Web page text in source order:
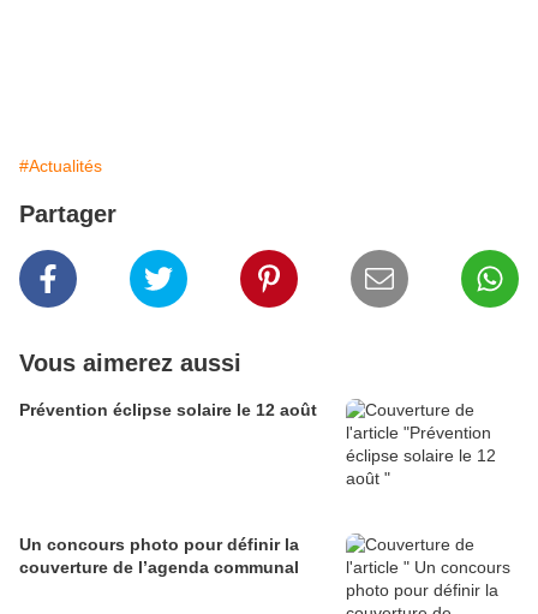
#Actualités
Partager
Vous aimerez aussi
Prévention éclipse solaire le 12 août
Un concours photo pour définir la
couverture de l’agenda communal